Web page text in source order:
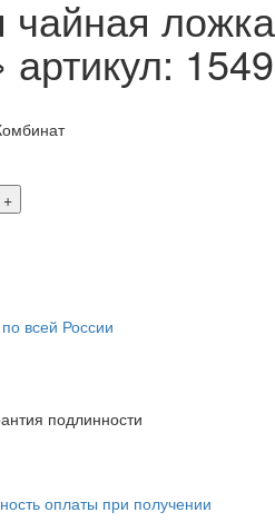
ложка
1549
+
всей России
подлинности
оплаты при получении